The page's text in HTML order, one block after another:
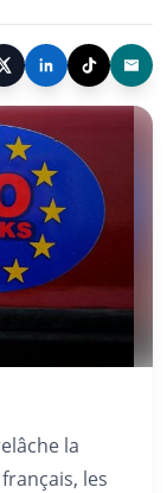
la
les